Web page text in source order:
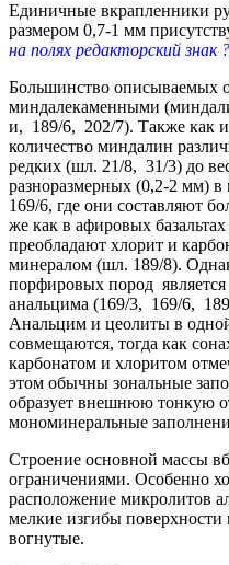
Единичные вкрапленники
размером 0,7-1 мм
на полях редакторский знак
Большинство описываемых
миндалекаменными
и, 189/6, 202/7). Также как
количество миндалин
редких (шл. 21/8, 31/3) до
разноразмерных (0,2-2 мм) в
169/6, где они составляют
же как в афировых
преобладают хлорит и
минералом (шл. 189/8).
порфировых пород является
анальцима (169/3, 169/6,
Анальцим и цеолиты в
совмещаются, тогда как
карбонатом и хлоритом
этом обычны зональные
образует внешнюю тонкую
мономинеральные
Строение основной массы
ограничениями. Особенно
расположение микролитов
мелкие изгибы
вогнутые.